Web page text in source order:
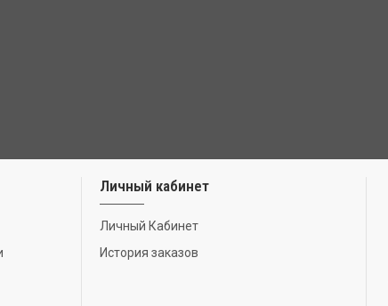
Личный кабинет
Личный Кабинет
История заказов